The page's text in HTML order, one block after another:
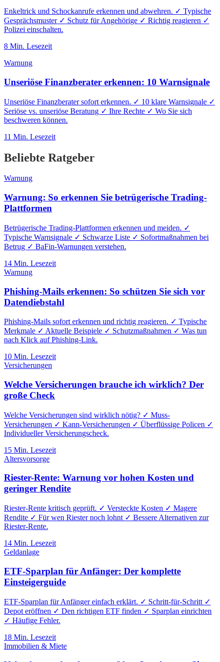
Enkeltrick und Schockanrufe erkennen und abwehren. ✓ Typische
Gesprächsmuster ✓ Schutz für Angehörige ✓ Richtig reagieren ✓
Polizei einschalten.
8 Min. Lesezeit
Warnung
Unseriöse Finanzberater erkennen: 10 Warnsignale
Unseriöse Finanzberater sofort erkennen. ✓ 10 klare Warnsignale ✓
Seriöse vs. unseriöse Beratung ✓ Ihre Rechte ✓ Wo Sie sich
beschweren können.
11 Min. Lesezeit
Beliebte Ratgeber
Warnung
Warnung: So erkennen Sie betrügerische Trading-
Plattformen
Betrügerische Trading-Plattformen erkennen und meiden. ✓
Typische Warnsignale ✓ Schwarze Liste ✓ Sofortmaßnahmen bei
Betrug ✓ BaFin-Warnungen verstehen.
14 Min. Lesezeit
Warnung
Phishing-Mails erkennen: So schützen Sie sich vor
Datendiebstahl
Phishing-Mails sofort erkennen und richtig reagieren. ✓ Typische
Merkmale ✓ Aktuelle Beispiele ✓ Schutzmaßnahmen ✓ Was tun
nach Klick auf Phishing-Link.
10 Min. Lesezeit
Versicherungen
Welche Versicherungen brauche ich wirklich? Der
große Check
Welche Versicherungen sind wirklich nötig? ✓ Muss-
Versicherungen ✓ Kann-Versicherungen ✓ Überflüssige Policen ✓
Individueller Versicherungscheck.
15 Min. Lesezeit
Altersvorsorge
Riester-Rente: Warnung vor hohen Kosten und
geringer Rendite
Riester-Rente kritisch geprüft. ✓ Versteckte Kosten ✓ Magere
Rendite ✓ Für wen Riester noch lohnt ✓ Bessere Alternativen zur
Riester-Rente.
14 Min. Lesezeit
Geldanlage
ETF-Sparplan für Anfänger: Der komplette
Einsteigerguide
ETF-Sparplan für Anfänger einfach erklärt. ✓ Schritt-für-Schritt ✓
Depot eröffnen ✓ Den richtigen ETF finden ✓ Sparplan einrichten
✓ Häufige Fehler.
18 Min. Lesezeit
Immobilien & Miete